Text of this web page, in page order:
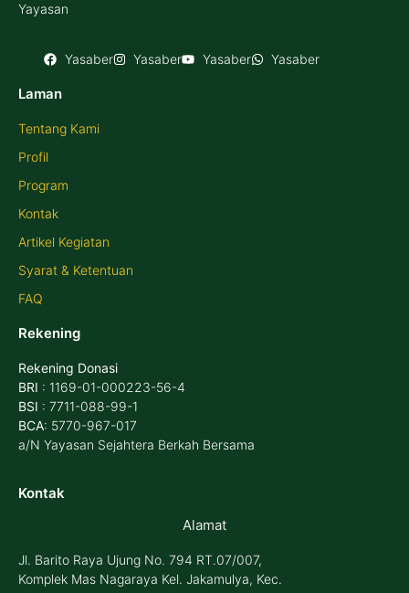
Yayasan
Yasaber Yasaber Yasaber Yasaber
Laman
Tentang Kami
Profil
Program
Kontak
Artikel Kegiatan
Syarat & Ketentuan
FAQ
Rekening
Rekening Donasi
BRI : 1169-01-000223-56-4
BSI : 7711-088-99-1
BCA: 5770-967-017
a/N Yayasan Sejahtera Berkah Bersama
Kontak
Alamat
Jl. Barito Raya Ujung No. 794 RT.07/007,
Komplek Mas Nagaraya Kel. Jakamulya, Kec.